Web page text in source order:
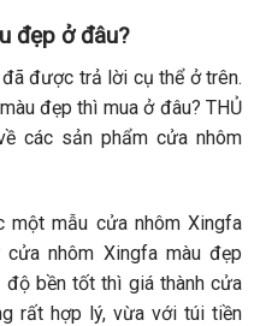
đẹp ở đâu?
đã được trả lời cụ thể ở trên.
đẹp thì mua ở đâu? THỦ
các sản phẩm cửa nhôm
một mẫu cửa nhôm Xingfa
nhôm Xingfa màu đẹp
độ bền tốt thì giá thành cửa
rất hợp lý, vừa với túi tiền